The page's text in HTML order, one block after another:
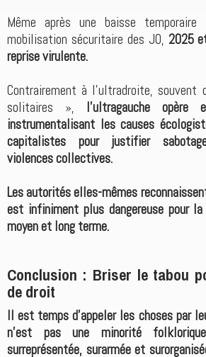
Même après une baisse
mobilisation sécuritaire des JO, 2025
reprise virulente.
Contrairement à l’ultradroite, souvent
solitaires », l’ultragauche opère
instrumentalisant les causes
capitalistes pour justifier
violences collectives.
Les autorités elles-mêmes
est infiniment plus dangereuse pour
moyen et long terme.
Conclusion : Briser le tabou
de droit
Il est temps d’appeler les choses par
n’est pas une minorité
surreprésentée, surarmée et